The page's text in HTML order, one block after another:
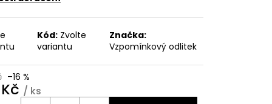
Kód: Zvolte
variantu
Značka:
Vzpomínkový odlitek
–16 %
/ ks